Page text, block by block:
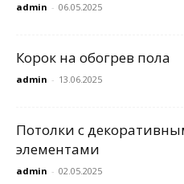
admin - 06.05.2025
Корок на обогрев пола
admin - 13.06.2025
Потолки с
элементами
admin - 02.05.2025